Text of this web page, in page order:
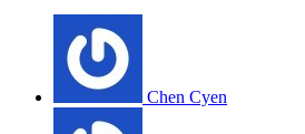
Chen Cyen